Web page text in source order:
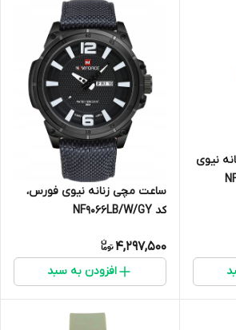
نیوی
ساعت مچی زنانه نیوی فورس،
کد NF9066LB/W/GY
4,297,500
افزودن به سبد